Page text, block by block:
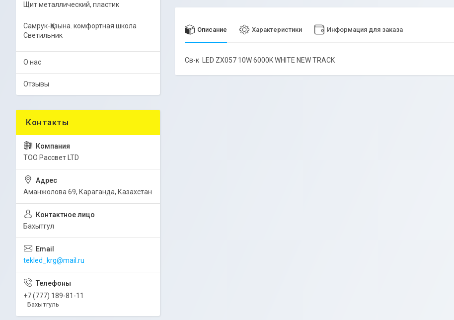
Описание Характеристики Информация для заказа
Св-к LED ZX057 10W 6000K WHITE NEW TRACK
Щит металлический, пластик
Самрук-Қазына. комфортная школа
Светильник
О нас
Отзывы
ТОО Рассвет LTD
Аманжолова 69, Караганда, Казахстан
Бахытгул
tekled_krg@mail.ru
+7 (777) 189-81-11
Бахытгуль